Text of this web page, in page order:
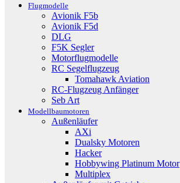
Flugmodelle
Avionik F5b
Avionik F5d
DLG
F5K Segler
Motorflugmodelle
RC Segelflugzeug
Tomahawk Aviation
RC-Flugzeug Anfänger
Seb Art
Modellbaumotoren
Außenläufer
AXi
Dualsky Motoren
Hacker
Hobbywing Platinum Motor
Multiplex